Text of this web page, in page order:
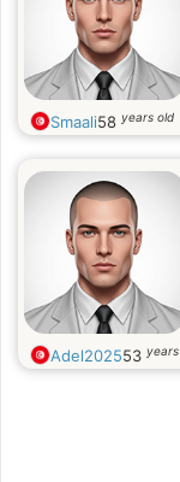
Smaali58 years old
Adel202553